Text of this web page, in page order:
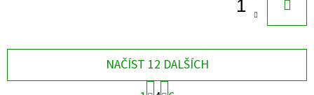
NAČÍST 12 DALŠÍCH
S